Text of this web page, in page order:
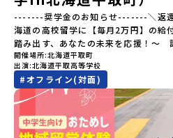
緒に探求できます。ただ体験するだけ
なんだろう？” “自分だったらどんな
に考える時間も、このプログラムの
会う人や体験が、自分の「好き」や
せん。この町でしかできない、ちょっ
でみませんか？体験のおすすめポイン
定）＜１日目＞（PM）「オリエンテ
「有田工業高校見学」 -陶芸技術をま
なび場を体験 -デザインセンスをま
場を体験「フィールドワーク」 -有
-------奨学金のお知らせ-------＼返
海道の高校留学に【毎月2万円】の給
踏み出す、あなたの未来を応援！～
---------------------------＜体験費・
部以上販売された大人気マンガ「ゴー
に登場する町！北海道の「アイヌ文
してみませんか？「地元以外の地域
学してみたい！」「アイヌ文化の歴
自分の手で探求したい！」「自然が
い！」そんな中学生のみなさんにお
開催場所 北海道平取町
出演 北海道平取高等学校
#オフライン(対面)